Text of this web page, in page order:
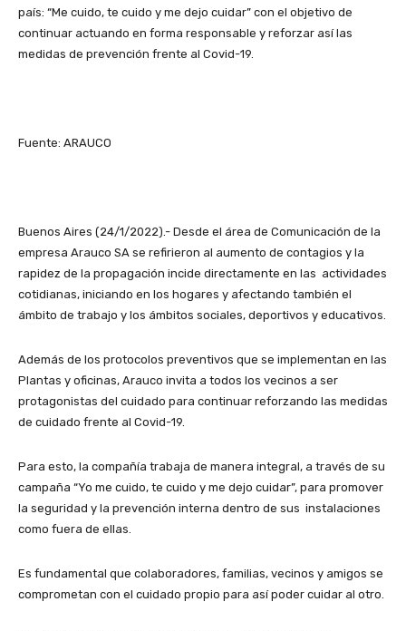
país: “Me cuido, te cuido y me dejo cuidar” con el objetivo de
continuar actuando en forma responsable y reforzar así las
medidas de prevención frente al Covid-19.
Fuente: ARAUCO
Buenos Aires (24/1/2022).- Desde el área de Comunicación de la
empresa Arauco SA se refirieron al aumento de contagios y la
rapidez de la propagación incide directamente en las actividades
cotidianas, iniciando en los hogares y afectando también el
ámbito de trabajo y los ámbitos sociales, deportivos y educativos.
Además de los protocolos preventivos que se implementan en las
Plantas y oficinas, Arauco invita a todos los vecinos a ser
protagonistas del cuidado para continuar reforzando las medidas
de cuidado frente al Covid-19.
Para esto, la compañía trabaja de manera integral, a través de su
campaña “Yo me cuido, te cuido y me dejo cuidar”, para promover
la seguridad y la prevención interna dentro de sus instalaciones
como fuera de ellas.
Es fundamental que colaboradores, familias, vecinos y amigos se
comprometan con el cuidado propio para así poder cuidar al otro.